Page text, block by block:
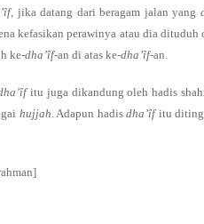
, jika datang dari beragam jalan yang
kefasikan perawinya atau dia
ke-dha’îf-an di atas ke-dha’îf-an.
itu juga dikandung oleh hadis
hujjah. Adapun hadis dha’îfitu